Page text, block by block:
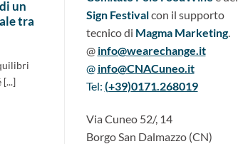
un
tra
Sign Festivalcon il supporto
tecnico di Magma Marketing.
@ info@wearechange.it
@ info@CNACuneo.it
Tel: (+39)0171.268019
Via Cuneo 52/, 14
Borgo San Dalmazzo (CN)